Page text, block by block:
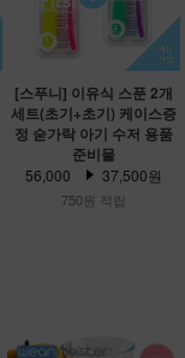
[스푸니] 이유식 스푼 2개
세트(초기+초기) 케이스증
정 숟가락 아기 수저 용품
준비물
56,000 37,500원
750원 적립